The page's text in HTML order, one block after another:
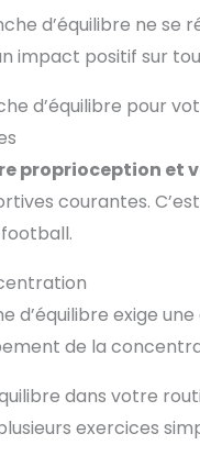
ou
d’équilibre ne se
impact positif sur
d’équilibre pour
proprioception et
courantes.
d’équilibre exige
de la
dans votre
exercices